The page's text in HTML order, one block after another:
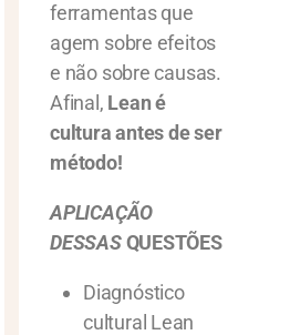
ferramentas que
agem sobre efeitos
e não sobre causas.
Afinal, Lean é
cultura antes de ser
método!
APLICAÇÃO
DESSASQUESTÕES
Diagnóstico
cultural Lean